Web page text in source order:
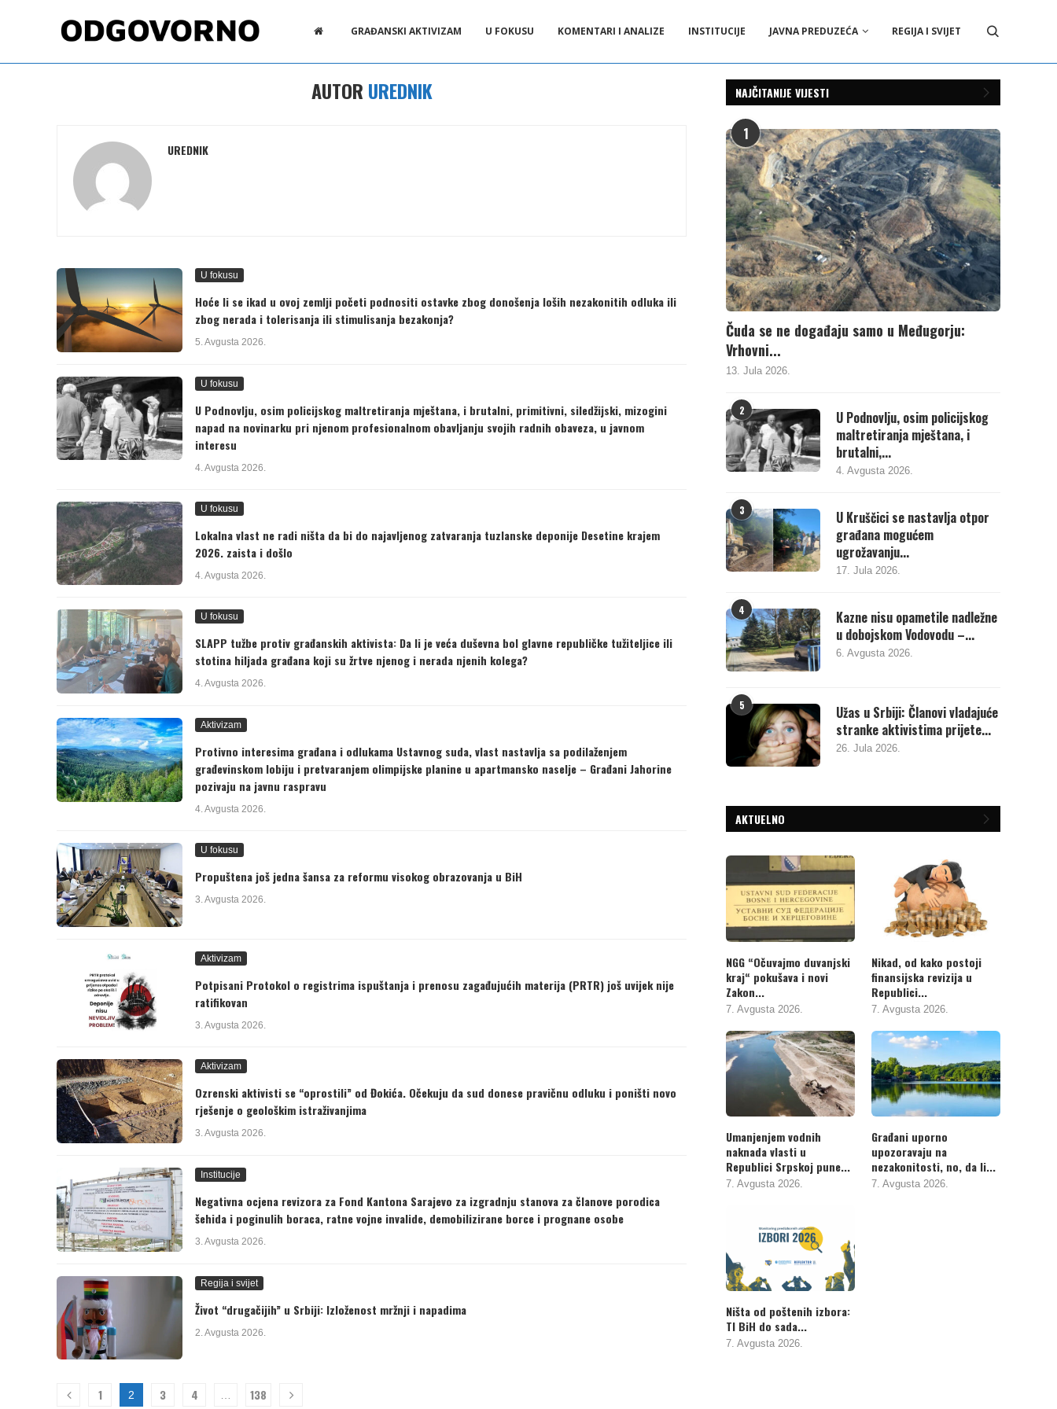
GRAĐANSKI AKTIVIZAM U FOKUSU KOMENTARI I ANALIZE INSTITUCIJE JAVNA PREDUZEĆA REGIJA I SVIJET
AUTOR UREDNIK
UREDNIK
U fokusu
Hoće li se ikad u ovoj zemlji početi podnositi ostavke zbog donošenja loših nezakonitih odluka ili
zbog nerada i tolerisanja ili stimulisanja bezakonja?
5. Avgusta 2026.
U fokusu
U Podnovlju, osim policijskog maltretiranja mještana, i brutalni, primitivni, siledžijski, mizogini
napad na novinarku pri njenom profesionalnom obavljanju svojih radnih obaveza, u javnom
interesu
4. Avgusta 2026.
U fokusu
Lokalna vlast ne radi ništa da bi do najavljenog zatvaranja tuzlanske deponije Desetine krajem
2026. zaista i došlo
4. Avgusta 2026.
U fokusu
SLAPP tužbe protiv građanskih aktivista: Da li je veća duševna bol glavne republičke tužiteljice ili
stotina hiljada građana koji su žrtve njenog i nerada njenih kolega?
4. Avgusta 2026.
Aktivizam
Protivno interesima građana i odlukama Ustavnog suda, vlast nastavlja sa podilaženjem
građevinskom lobiju i pretvaranjem olimpijske planine u apartmansko naselje – Građani Jahorine
pozivaju na javnu raspravu
4. Avgusta 2026.
U fokusu
Propuštena još jedna šansa za reformu visokog obrazovanja u BiH
3. Avgusta 2026.
Aktivizam
Potpisani Protokol o registrima ispuštanja i prenosu zagađujućih materija (PRTR) još uvijek nije
ratifikovan
3. Avgusta 2026.
Aktivizam
Ozrenski aktivisti se “oprostili” od Đokića. Očekuju da sud donese pravičnu odluku i poništi novo
rješenje o geološkim istraživanjima
3. Avgusta 2026.
Institucije
Negativna ocjena revizora za Fond Kantona Sarajevo za izgradnju stanova za članove porodica
šehida i poginulih boraca, ratne vojne invalide, demobilizirane borce i prognane osobe
3. Avgusta 2026.
Regija i svijet
Život “drugačijih” u Srbiji: Izloženost mržnji i napadima
2. Avgusta 2026.
1 2 3 4 … 138
NAJČITANIJE VIJESTI
1
Čuda se ne događaju samo u Međugorju:
Vrhovni...
13. Jula 2026.
2
U Podnovlju, osim policijskog
maltretiranja mještana, i
brutalni,...
4. Avgusta 2026.
3
U Kruščici se nastavlja otpor
građana mogućem
ugrožavanju...
17. Jula 2026.
4
Kazne nisu opametile nadležne
u dobojskom Vodovodu –...
6. Avgusta 2026.
5
Užas u Srbiji: Članovi vladajuće
stranke aktivistima prijete...
26. Jula 2026.
AKTUELNO
NGG “Očuvajmo duvanjski
kraj“ pokušava i novi
Zakon...
7. Avgusta 2026.
Nikad, od kako postoji
finansijska revizija u
Republici...
7. Avgusta 2026.
Umanjenjem vodnih
naknada vlasti u
Republici Srpskoj pune...
7. Avgusta 2026.
Građani uporno
upozoravaju na
nezakonitosti, no, da li...
7. Avgusta 2026.
Ništa od poštenih izbora:
TI BiH do sada...
7. Avgusta 2026.